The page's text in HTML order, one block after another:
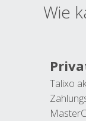
Wie
Talixo